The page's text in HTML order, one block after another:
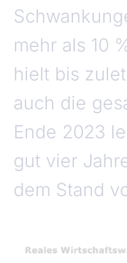
mehr als 10
hielt bis
auch die
Ende 2023
gut vier
dem Stand